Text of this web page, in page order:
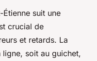
suit une
crucial de
et retards. La
soit au guichet,